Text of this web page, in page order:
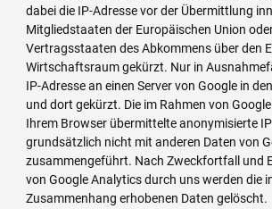
dabei die IP-Adresse vor der Übermittlung
Mitgliedstaaten der Europäischen Union
Vertragsstaaten des Abkommens über den
Wirtschaftsraum gekürzt. Nur in
IP-Adresse an einen Server von Google in
und dort gekürzt. Die im Rahmen von
Ihrem Browser übermittelte anonymisierte
grundsätzlich nicht mit anderen Daten von
zusammengeführt. Nach Zweckfortfall und
von Google Analytics durch uns werden die
Zusammenhang erhobenen Daten gelöscht.